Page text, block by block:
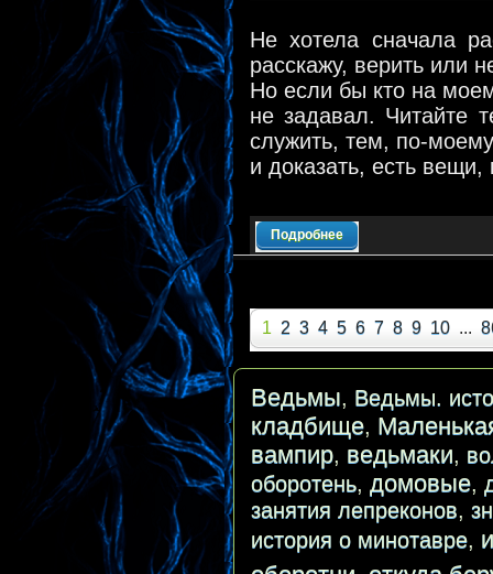
Не хотела сначала
расскажу, верить или
Но если бы кто на
не задавал. Читайте
служить, тем, по-
и доказать, есть
Подробнее
1 2 3 4 5 6 7 8 9 10 ...
Ведьмы, Ведьмы.
кладбище,
вампир, ведьмаки,
оборотень, домовые,
занятия лепреконов,
история о минотавре,